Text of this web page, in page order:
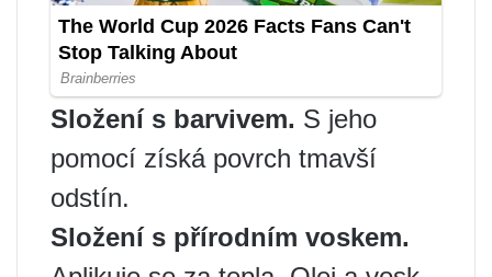
Složení s barvivem. S jeho
pomocí získá povrch tmavší
odstín.
Složení s přírodním voskem.